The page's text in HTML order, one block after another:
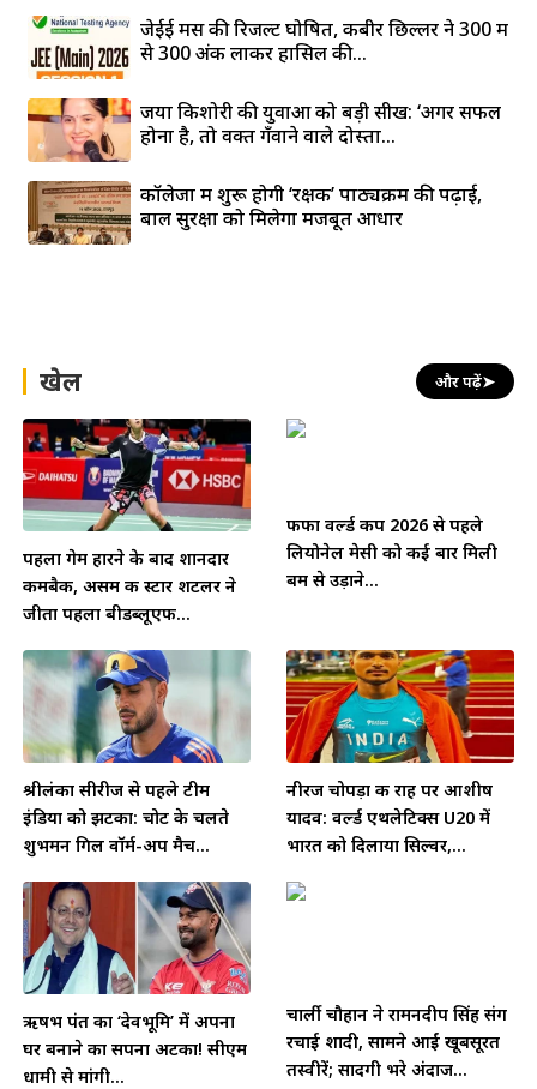
जेईई मेंस की रिजल्ट घोषित, कबीर छिल्लर ने 300 में
से 300 अंक लाकर हासिल की...
जया किशोरी की युवाओं को बड़ी सीख: ‘अगर सफल
होना है, तो वक्त गँवाने वाले दोस्तों...
कॉलेजों में शुरू होगी ‘रक्षक’ पाठ्यक्रम की पढ़ाई,
बाल सुरक्षा को मिलेगा मजबूत आधार
खेल और पढ़ें➤
पहला गेम हारने के बाद शानदार
कमबैक, असम की स्टार शटलर ने
जीता पहला बीडब्लूएफ...
फीफा वर्ल्ड कप 2026 से पहले
लियोनेल मेसी को कई बार मिली
बम से उड़ाने...
श्रीलंका सीरीज से पहले टीम
इंडिया को झटका: चोट के चलते
शुभमन गिल वॉर्म-अप मैच...
नीरज चोपड़ा की राह पर आशीष
यादव: वर्ल्ड एथलेटिक्स U20 में
भारत को दिलाया सिल्वर,...
ऋषभ पंत का ‘देवभूमि’ में अपना
घर बनाने का सपना अटका! सीएम
धामी से मांगी...
चार्ली चौहान ने रामनदीप सिंह संग
रचाई शादी, सामने आईं खूबसूरत
तस्वीरें; सादगी भरे अंदाज...